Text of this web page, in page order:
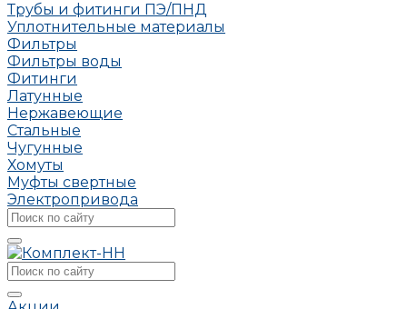
Трубы и фитинги ПЭ/ПНД
Уплотнительные материалы
Фильтры
Фильтры воды
Фитинги
Латунные
Нержавеющие
Стальные
Чугунные
Хомуты
Муфты свертные
Электропривода